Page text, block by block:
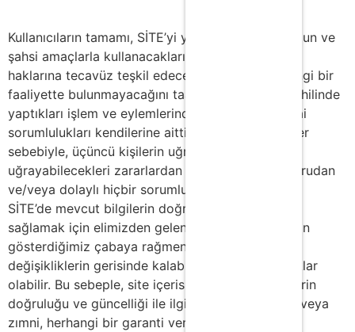
Kullanıcıların tamamı, SİTE’yi yalnızca hukuka uygun ve
şahsi amaçlarla kullanacaklarını ve üçüncü kişinin
haklarına tecavüz teşkil edecek nitelikteki herhangi bir
faaliyette bulunmayacağını taahhüt eder. SİTE dâhilinde
yaptıkları işlem ve eylemlerindeki, hukuki ve cezai
sorumlulukları kendilerine aittir. İşbu iş ve eylemler
sebebiyle, üçüncü kişilerin uğradıkları veya
uğrayabilecekleri zararlardan dolayı SİTE’nin doğrudan
ve/veya dolaylı hiçbir sorumluluğu yoktur.
SİTE’de mevcut bilgilerin doğruluk ve güncelliğini
sağlamak için elimizden geleni yapmaktayız. Lakin
gösterdiğimiz çabaya rağmen, bu bilgiler, fiili
değişikliklerin gerisinde kalabilir, birtakım farklılıklar
olabilir. Bu sebeple, site içerisinde yer alan bilgilerin
doğruluğu ve güncelliği ile ilgili tarafımızca, açık veya
zımni, herhangi bir garanti verilmemekte, hiçbir